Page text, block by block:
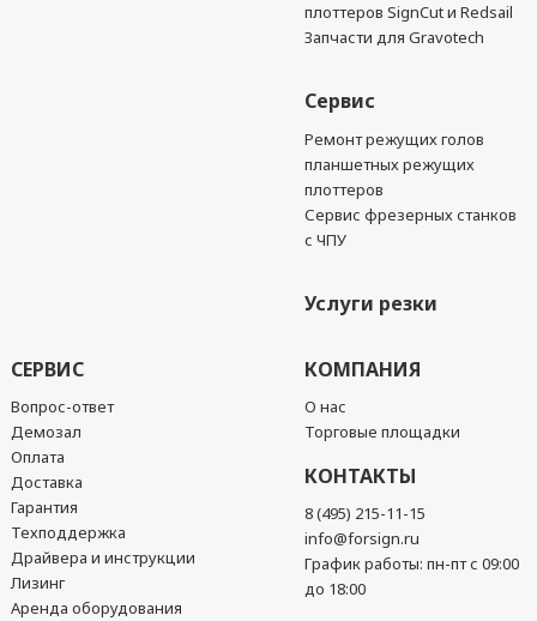
плоттеров SignCut и Redsail
Запчасти для Gravotech
Сервис
Ремонт режущих голов
планшетных режущих
плоттеров
Сервис фрезерных станков
с ЧПУ
Услуги резки
СЕРВИС
Вопрос-ответ
Демозал
Оплата
Доставка
Гарантия
Техподдержка
Драйвера и инструкции
Лизинг
Аренда оборудования
КОМПАНИЯ
О нас
Торговые площадки
КОНТАКТЫ
8 (495) 215-11-15
info@forsign.ru
График работы: пн-пт с 09:00
до 18:00